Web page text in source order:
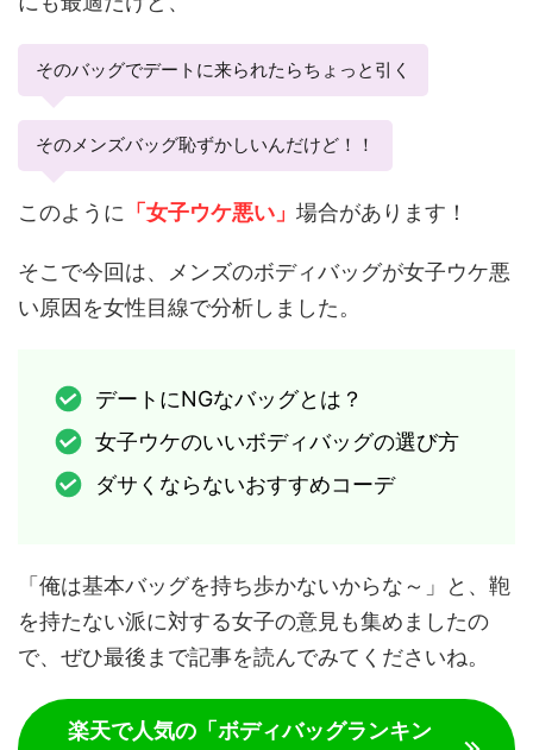
そのバッグでデートに来られたらちょっと引く
そのメンズバッグ恥ずかしいんだけど！！
このように 「女子ウケ悪い」 場合があります！
そこで今回は、メンズのボディバッグが女子ウケ悪
い原因を女性目線で分析しました。
デートにNGなバッグとは？
女子ウケのいいボディバッグの選び方
ダサくならないおすすめコーデ
「俺は基本バッグを持ち歩かないからな～」と、鞄
を持たない派に対する女子の意見も集めましたの
で、ぜひ最後まで記事を読んでみてくださいね。
楽天で人気の「ボディバッグランキン